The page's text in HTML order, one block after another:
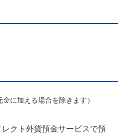
に加える場合を除きます）
レクト外貨預金サービスで預